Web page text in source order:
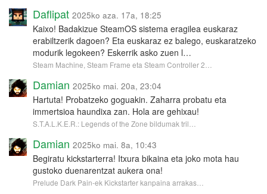
Daflipat 2025ko aza. 17a, 18:25
Kaixo! Badakizue SteamOS sistema eragilea euskaraz
erabiltzerik dagoen? Eta euskaraz ez balego, euskaratzeko
modurik legokeen? Eskerrik asko zuen l…
Steam Machine, Steam Frame eta Steam Controller 2…
Damian 2025ko mai. 20a, 23:04
Hartuta! Probatzeko goguakin. Zaharra probatu eta
immertsioa haundixa zan. Hola are gehixau!
S.T.A.L.K.E.R.: Legends of the Zone bildumak tril…
Damian 2025ko mai. 8a, 10:43
Begiratu kickstarterra! Itxura bikaina eta joko mota hau
gustoko duenarentzat aukera ona!
Prelude Dark Pain-ek Kickstarter kanpaina arrakas…